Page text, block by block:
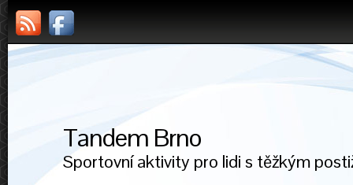
Tandem Brno
Sportovní aktivity pro lidi s těžkým